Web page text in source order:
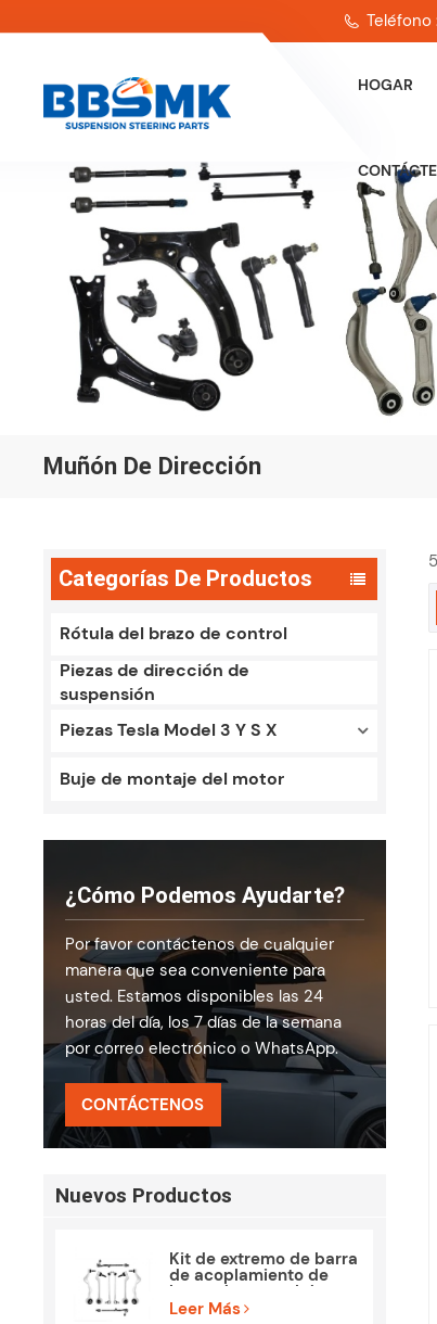
Teléfono
HOGAR
Muñón De Dirección
Categorías De Productos
Rótula del brazo de control
Piezas de dirección de
suspensión
Piezas Tesla Model 3 Y S X
Buje de montaje del motor
¿Cómo Podemos Ayudarte?
Por favor contáctenos de cualquier
manera que sea conveniente para
usted. Estamos disponibles las 24
horas del día, los 7 días de la semana
por correo electrónico o WhatsApp.
CONTÁCTENOS
Nuevos Productos
Kit de extremo de barra
de acoplamiento de
brazo de control de
piezas de suspensión
Leer Más